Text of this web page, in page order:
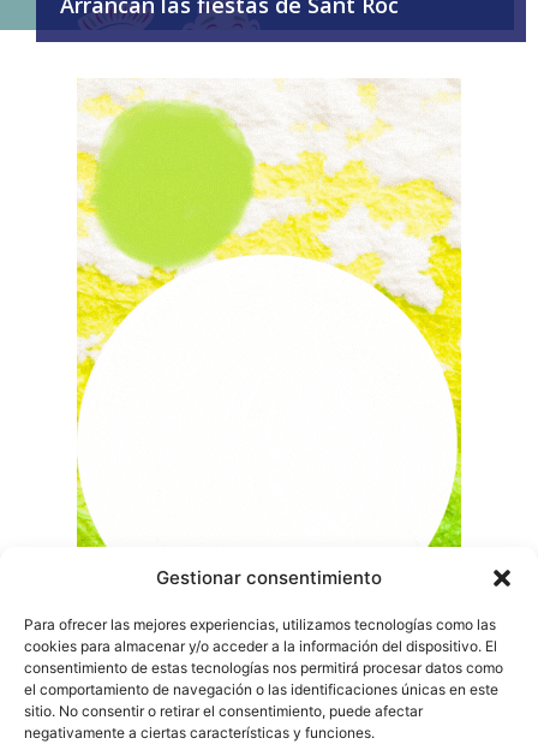
Gestionar consentimiento
Para ofrecer las mejores experiencias, utilizamos tecnologías como las
cookies para almacenar y/o acceder a la información del dispositivo. El
consentimiento de estas tecnologías nos permitirá procesar datos como
el comportamiento de navegación o las identificaciones únicas en este
sitio. No consentir o retirar el consentimiento, puede afectar
negativamente a ciertas características y funciones.